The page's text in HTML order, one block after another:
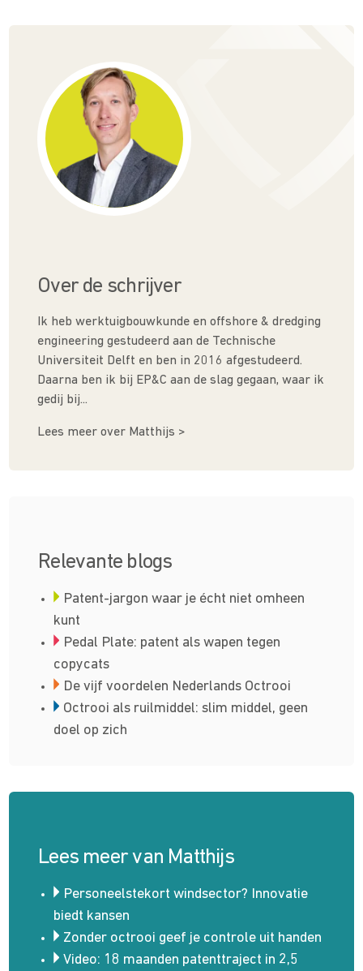
Over de schrijver
Ik heb werktuigbouwkunde en offshore & dredging
engineering gestudeerd aan de Technische
Universiteit Delft en ben in 2016 afgestudeerd.
Daarna ben ik bij EP&C aan de slag gegaan, waar ik
gedij bij...
Lees meer over Matthijs >
Relevante blogs
Patent-jargon waar je écht niet omheen
kunt
Pedal Plate: patent als wapen tegen
copycats
De vijf voordelen Nederlands Octrooi
Octrooi als ruilmiddel: slim middel, geen
doel op zich
Lees meer van Matthijs
Personeelstekort windsector? Innovatie
biedt kansen
Zonder octrooi geef je controle uit handen
Video: 18 maanden patenttraject in 2,5